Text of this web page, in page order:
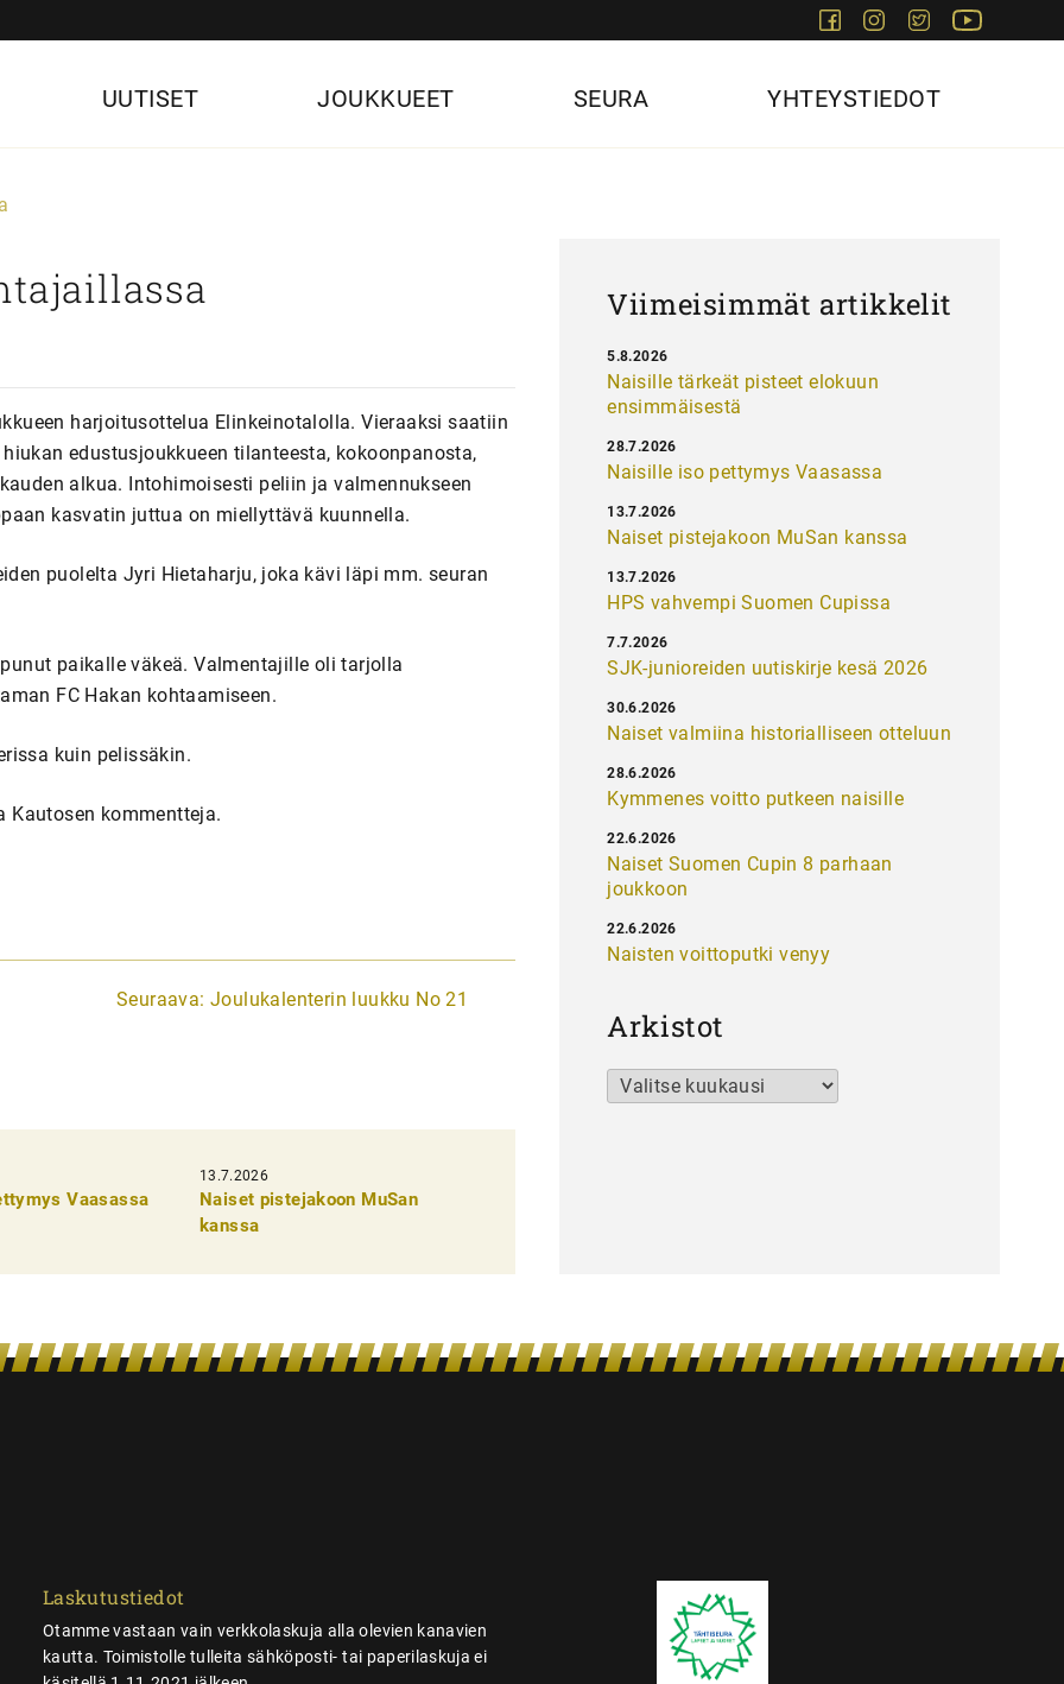
FacebookInstagram
Twitter
UUTISET JOUKKUEET SEURA YHTEYSTIEDOT
harjoitusottelua Elinkeinotalolla. Vieraaksi saatiin
edustusjoukkueen tilanteesta, kokoonpanosta,
alkua. Intohimoisesti peliin ja valmennukseen
kasvatin juttua on miellyttävä kuunnella.
puolelta Jyri Hietaharju, joka kävi läpi mm. seuran
paikalle väkeä. Valmentajille oli tarjolla
FC Hakan kohtaamiseen.
kuin pelissäkin.
Kautosen kommentteja.
Seuraava: Joulukalenterin luukku No 21
Vaasassa
13.7.2026
Naiset pistejakoon MuSan
kanssa
Viimeisimmät artikkelit
Naisille tärkeät pisteet elokuun
ensimmäisestä
5.8.2026
Naisille iso pettymys Vaasassa
28.7.2026
Naiset pistejakoon MuSan kanssa
13.7.2026
HPS vahvempi Suomen Cupissa
13.7.2026
SJK-junioreiden uutiskirje kesä 2026
7.7.2026
Naiset valmiina historialliseen otteluun
30.6.2026
Kymmenes voitto putkeen naisille
28.6.2026
Naiset Suomen Cupin 8 parhaan
joukkoon
22.6.2026
Naisten voittoputki venyy
22.6.2026
Arkistot
Arkistot
Laskutustiedot
Otamme vastaan vain verkkolaskuja alla olevien kanavien
kautta. Toimistolle tulleita sähköposti- tai paperilaskuja ei